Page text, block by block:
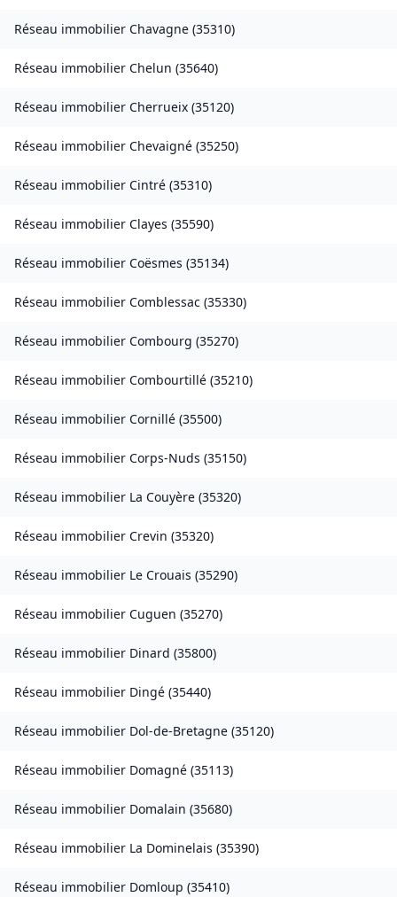
Réseau immobilier Chavagne (35310)
Réseau immobilier Chelun (35640)
Réseau immobilier Cherrueix (35120)
Réseau immobilier Chevaigné (35250)
Réseau immobilier Cintré (35310)
Réseau immobilier Clayes (35590)
Réseau immobilier Coësmes (35134)
Réseau immobilier Comblessac (35330)
Réseau immobilier Combourg (35270)
Réseau immobilier Combourtillé (35210)
Réseau immobilier Cornillé (35500)
Réseau immobilier Corps-Nuds (35150)
Réseau immobilier La Couyère (35320)
Réseau immobilier Crevin (35320)
Réseau immobilier Le Crouais (35290)
Réseau immobilier Cuguen (35270)
Réseau immobilier Dinard (35800)
Réseau immobilier Dingé (35440)
Réseau immobilier Dol-de-Bretagne (35120)
Réseau immobilier Domagné (35113)
Réseau immobilier Domalain (35680)
Réseau immobilier La Dominelais (35390)
Réseau immobilier Domloup (35410)